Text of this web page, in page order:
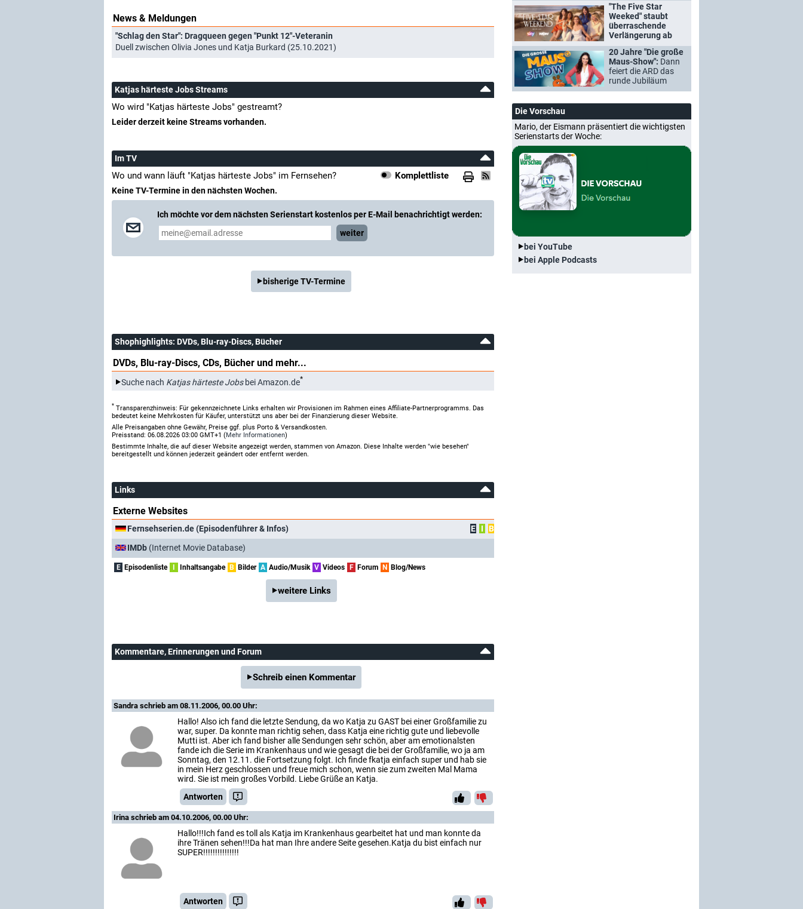
News & Meldungen
"Schlag den Star": Dragqueen gegen "Punkt 12"-Veteranin
Duell zwischen Olivia Jones und Katja Burkard (25.10.2021)
Katjas härteste Jobs Streams
Wo wird "Katjas härteste Jobs" gestreamt?
Leider derzeit keine Streams vorhanden.
Im TV
Wo und wann läuft "Katjas härteste Jobs" im Fernsehen? Komplettliste
Keine TV-Termine in den nächsten Wochen.
Ich möchte vor dem nächsten Serienstart kostenlos per E-Mail benachrichtigt werden:
weiter
bisherige TV-Termine
Shophighlights: DVDs, Blu-ray-Discs, Bücher
DVDs, Blu-ray-Discs, CDs, Bücher und mehr...
Suche nach Katjas härteste Jobsbei Amazon.de*
* Transparenzhinweis: Für gekennzeichnete Links erhalten wir Provisionen im Rahmen eines Affiliate-Partnerprogramms. Das
bedeutet keine Mehrkosten für Käufer, unterstützt uns aber bei der Finanzierung dieser Website.
Alle Preisangaben ohne Gewähr, Preise ggf. plus Porto & Versandkosten.
Preisstand: 06.08.2026 03:00 GMT+1 (Mehr Informationen)
Bestimmte Inhalte, die auf dieser Website angezeigt werden, stammen von Amazon. Diese Inhalte werden "wie besehen"
bereitgestellt und können jederzeit geändert oder entfernt werden.
Links
Externe Websites
Fernsehserien.de (Episodenführer & Infos) E I
B
IMDb (Internet Movie Database)
E Episodenliste I Inhaltsangabe B Bilder A Audio/Musik V Videos F Forum N Blog/News
weitere Links
Kommentare, Erinnerungen und Forum
Schreib einen Kommentar
Sandra schrieb am 08.11.2006, 00.00 Uhr:
Hallo! Also ich fand die letzte Sendung, da wo Katja zu GAST bei einer Großfamilie zu
war, super. Da konnte man richtig sehen, dass Katja eine richtig gute und liebevolle
Mutti ist. Aber ich fand bisher alle Sendungen sehr schön, aber am emotionalsten
fande ich die Serie im Krankenhaus und wie gesagt die bei der Großfamilie, wo ja am
Sonntag, den 12.11. die Fortsetzung folgt. Ich finde fkatja einfach super und hab sie
in mein Herz geschlossen und freue mich schon, wenn sie zum zweiten Mal Mama
wird. Sie ist mein großes Vorbild. Liebe Grüße an Katja.
Antworten
Irina schrieb am 04.10.2006, 00.00 Uhr:
Hallo!!!Ich fand es toll als Katja im Krankenhaus gearbeitet hat und man konnte da
ihre Tränen sehen!!!Da hat man Ihre andere Seite gesehen.Katja du bist einfach nur
SUPER!!!!!!!!!!!!!!!
Antworten
"The Five Star
Weeked" staubt
überraschende
Verlängerung ab
20 Jahre "Die große
Maus-Show": Dann
feiert die ARD das
runde Jubiläum
Die Vorschau
Mario, der Eismann präsentiert die wichtigsten
Serienstarts der Woche:
bei YouTube
bei Apple Podcasts